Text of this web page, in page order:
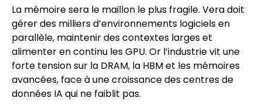
La mémoire sera le maillon le plus fragile. Vera doit
gérer des milliers d’environnements logiciels en
parallèle, maintenir des contextes larges et
alimenter en continu les GPU. Or l’industrie vit une
forte tension sur la DRAM, la HBM et les mémoires
avancées, face à une croissance des centres de
données IA qui ne faiblit pas.